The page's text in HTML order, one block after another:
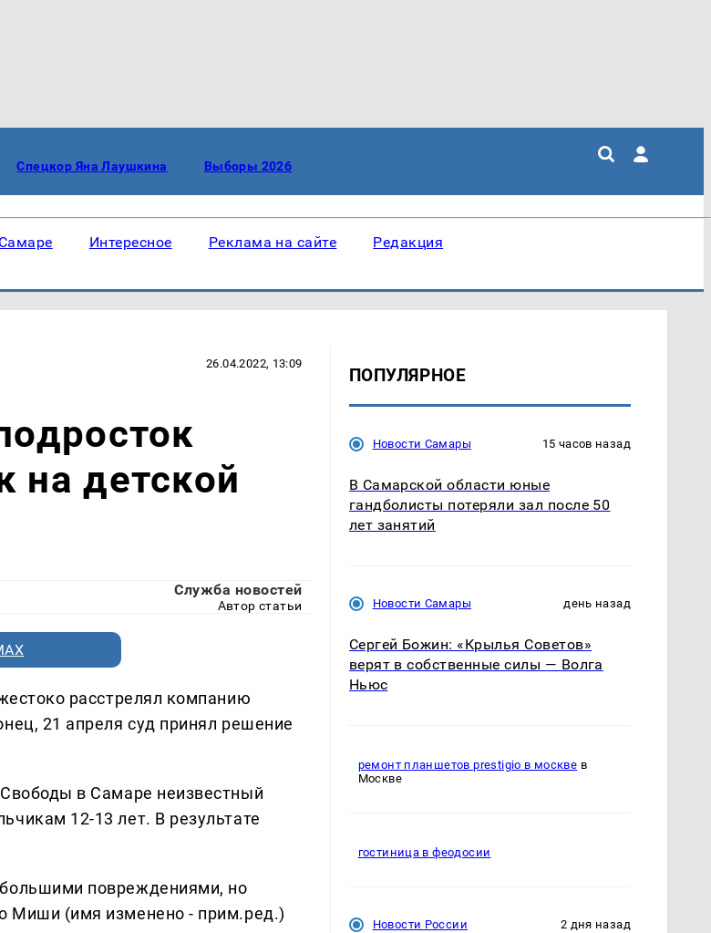
Спецкор Яна Лаушкина Выборы 2026
Интересное Реклама на сайте Редакция
26.04.2022, 13:09
на детской
Служба новостей
Автор статьи
расстрелял компанию
21 апреля суд принял решение
в Самаре неизвестный
12-13 лет. В результате
повреждениями, но
Миши (имя изменено - прим.ред.)
ПОПУЛЯРНОЕ
Новости Самары 15 часов назад
В Самарской области юные
гандболисты потеряли зал после 50
лет занятий
Новости Самары день назад
Сергей Божин: «Крылья Советов»
верят в собственные силы — Волга
Ньюс
ремонт планшетов prestigio в москве в
Москве
гостиница в феодосии
Новости России 2 дня назад